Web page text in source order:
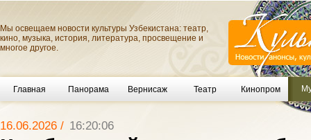
Мы освещаем новости культуры Узбекистана: театр,
кино, музыка, история, литература, просвещение и
многое другое.
Главная Панорама Вернисаж Театр Кинопром
16.06.2026 / 16:20:06